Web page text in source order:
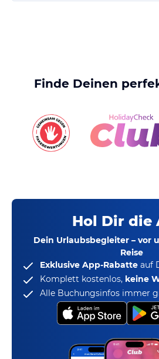
Finde Deinen
Hol Dir die
Dein Urlaubsbegleiter – vor
Reise
Exklusive App-Rabatte auf
Komplett kostenlos, keine
Alle Buchungsinfos immer